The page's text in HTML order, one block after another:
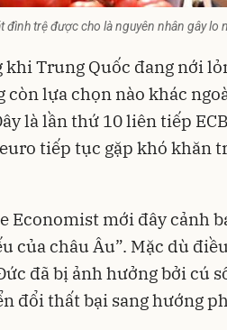
đình trệ được cho là nguyên nhân gây lo
khi Trung Quốc đang nới
còn lựa chọn nào khác
là lần thứ 10 liên tiếp
tiếp tục gặp khó khăn
Economist mới đây cảnh
của châu Âu”. Mặc dù
đã bị ảnh hưởng bởi cú
đổi thất bại sang hướng